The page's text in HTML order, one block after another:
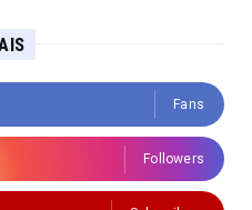
Fans
Followers